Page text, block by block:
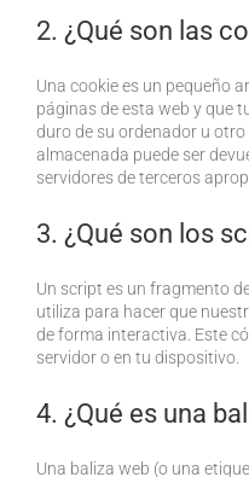
2. ¿Qué son las
Una cookie es un pequeño
páginas de esta web y que
duro de su ordenador u
almacenada puede ser
servidores de terceros
3. ¿Qué son los
Un script es un fragmento
utiliza para hacer que
de forma interactiva. Este
servidor o en tu dispositivo.
4. ¿Qué es una
Una baliza web (o una